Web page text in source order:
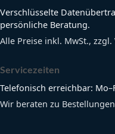
Verschlüsselte
persönliche Beratung.
Alle Preise inkl. MwSt.,
Servicezeiten
Telefonisch erreichbar:
Wir beraten zu